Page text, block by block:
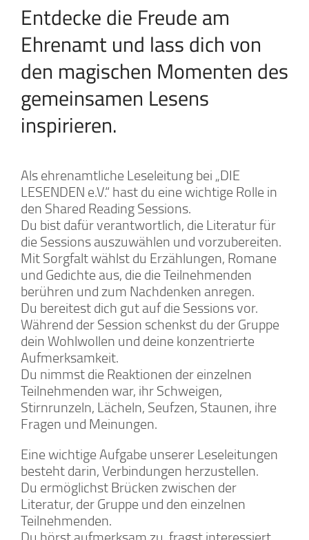
Entdecke die Freude am
Ehrenamt und lass dich von
den magischen Momenten des
gemeinsamen Lesens
inspirieren.
Als ehrenamtliche Leseleitung bei „DIE
LESENDEN e.V.“ hast du eine wichtige Rolle in
den Shared Reading Sessions.
Du bist dafür verantwortlich, die Literatur für
die Sessions auszuwählen und vorzubereiten.
Mit Sorgfalt wählst du Erzählungen, Romane
und Gedichte aus, die die Teilnehmenden
berühren und zum Nachdenken anregen.
Du bereitest dich gut auf die Sessions vor.
Während der Session schenkst du der Gruppe
dein Wohlwollen und deine konzentrierte
Aufmerksamkeit.
Du nimmst die Reaktionen der einzelnen
Teilnehmenden war, ihr Schweigen,
Stirnrunzeln, Lächeln, Seufzen, Staunen, ihre
Fragen und Meinungen.
Eine wichtige Aufgabe unserer Leseleitungen
besteht darin, Verbindungen herzustellen.
Du ermöglichst Brücken zwischen der
Literatur, der Gruppe und den einzelnen
Teilnehmenden.